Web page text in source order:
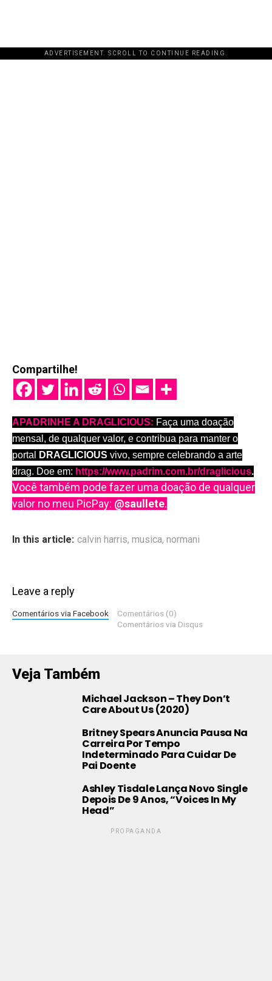
ADVERTISEMENT. SCROLL TO CONTINUE READING.
Compartilhe!
APADRINHE A DRAGLICIOUS: Faça uma doação
mensal, de qualquer valor, e contribua para manter o
portal
DRAGLICIOUS vivo, sempre celebrando a arte
drag. Doe em: https://www.padrim.com.br/draglicious.
Você também pode fazer uma doação de qualquer
valor no meu PicPay: @saullete.
In this article: calvin harris, musica, normani
Leave a reply
Comentários via Facebook
Comentários (0)
Comentários via Disqus
Veja Também
Michael Jackson – They Don’t
Care About Us (2020)
Britney Spears Anuncia Pausa Na
Carreira Por Tempo
Indeterminado Para Cuidar De
Pai Doente
Ashley Tisdale Lança Novo Single
Depois De 9 Anos, “Voices In My
Head”
PROPAGANDA